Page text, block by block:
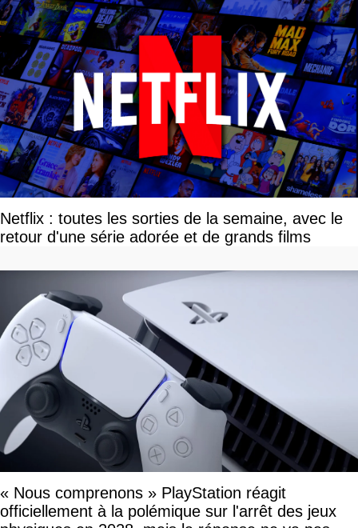
Netflix : toutes les sorties de la semaine, avec le
retour d'une série adorée et de grands films
« Nous comprenons » PlayStation réagit
officiellement à la polémique sur l'arrêt des jeux